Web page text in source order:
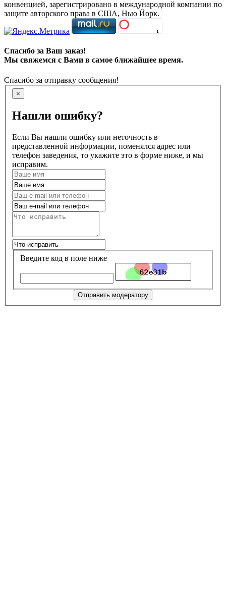
конвенцией, зарегистрировано в международной компании по
защите авторского права в США, Нью Йорк.
Спасибо за Ваш заказ!
Мы свяжемся с Вами в самое ближайшее время.
Спасибо за отправку сообщения!
×
Нашли ошибку?
Если Вы нашли ошибку или неточность в
представленной информации, поменялся адрес или
телефон заведения, то укажите это в форме ниже, и мы
исправим.
Введите код в поле ниже
Отправить модератору